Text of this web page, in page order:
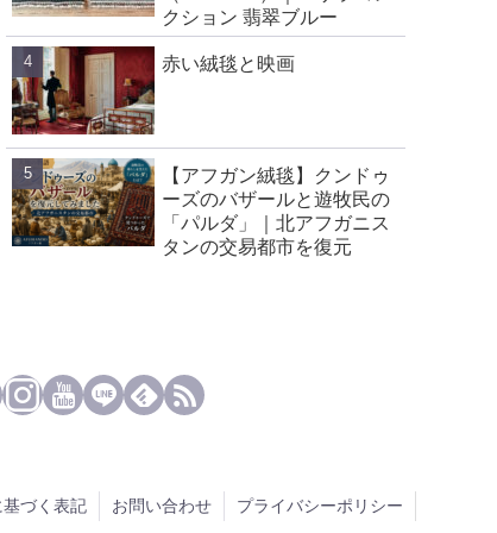
クション 翡翠ブルー
赤い絨毯と映画
【アフガン絨毯】クンドゥ
ーズのバザールと遊牧民の
「パルダ」｜北アフガニス
タンの交易都市を復元
づく表記 お問い合わせ プライバシーポリシー